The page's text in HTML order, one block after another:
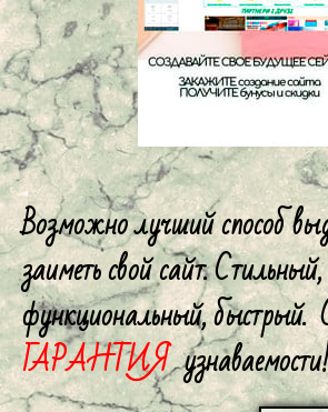
Возможно лучший способ
заиметь свой сайт. Стильный,
функциональный,
ГАРАНТИЯ